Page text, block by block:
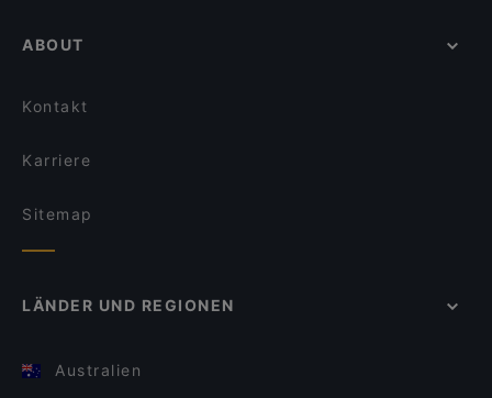
ABOUT
Kontakt
Karriere
Sitemap
LÄNDER UND REGIONEN
Australien